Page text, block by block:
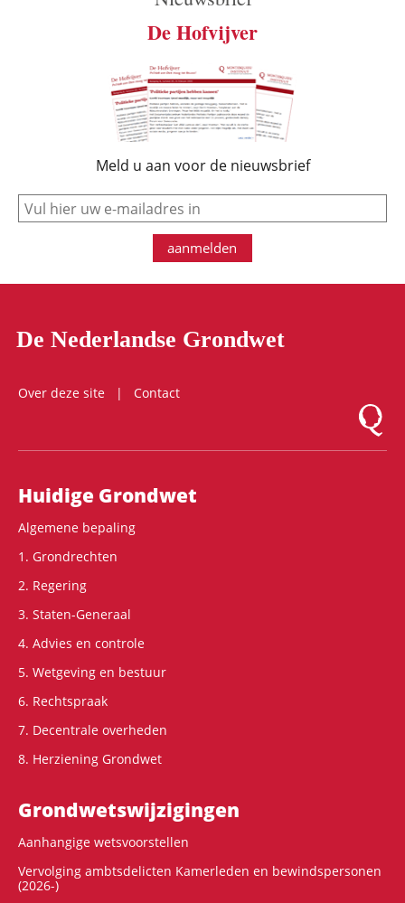
De Hofvijver
Meld u aan voor de nieuwsbrief
e-mail
aanmelden
De Nederlandse Grondwet
Over deze site
Contact
Logo
Hoofdnavigatie
Huidige Grondwet
Algemene bepaling
1. Grondrechten
2. Regering
3. Staten-Generaal
4. Advies en controle
5. Wetgeving en bestuur
6. Rechtspraak
7. Decentrale overheden
8. Herziening Grondwet
Grondwets­wijzigingen
Aanhangige wetsvoorstellen
Vervolging ambtsdelicten Kamerleden en bewindspersonen
(2026-)